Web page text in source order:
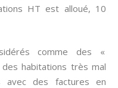
HT est alloué, 10
comme des «
habitations très mal
avec des factures en